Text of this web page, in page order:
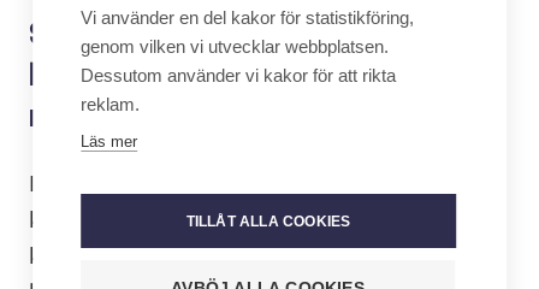
SuPer ja Tehy på kvinnornas
lönedag: Löneskillnaden bör
minskas – med pengar
I år är en kvinnlig euro 84 cent på
kvinnornas lönedag. Löneskillnaden
krymper väldigt långsamt. I de
Vi använder en del kakor för statistikföring,
genom vilken vi utvecklar webbplatsen.
Dessutom använder vi kakor för att rikta
reklam.
Läs mer
TILLÅT ALLA COOKIES